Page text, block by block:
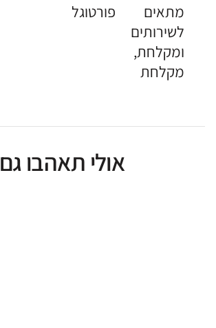
מתאים
לשירותים
ומקלחת,
מקלחת
פורטוגל
אולי תאהבו גם